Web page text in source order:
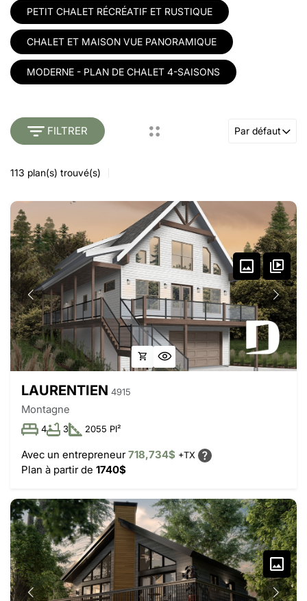
PETIT CHALET RÉCRÉATIF ET RUSTIQUE
CHALET ET MAISON VUE PANORAMIQUE
MODERNE - PLAN DE CHALET 4-SAISONS
FILTRER Par défaut
113 plan(s) trouvé(s)
LAURENTIEN 4915
Montagne
4 3 2055 PI²
Avec un entrepreneur718,734$ +TX
Plan à partir de 1740$